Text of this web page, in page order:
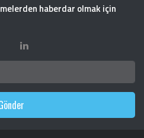
haberdar olmak için